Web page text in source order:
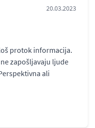
20.03.2023
protok informacija.
zapošljavaju ljude
ali